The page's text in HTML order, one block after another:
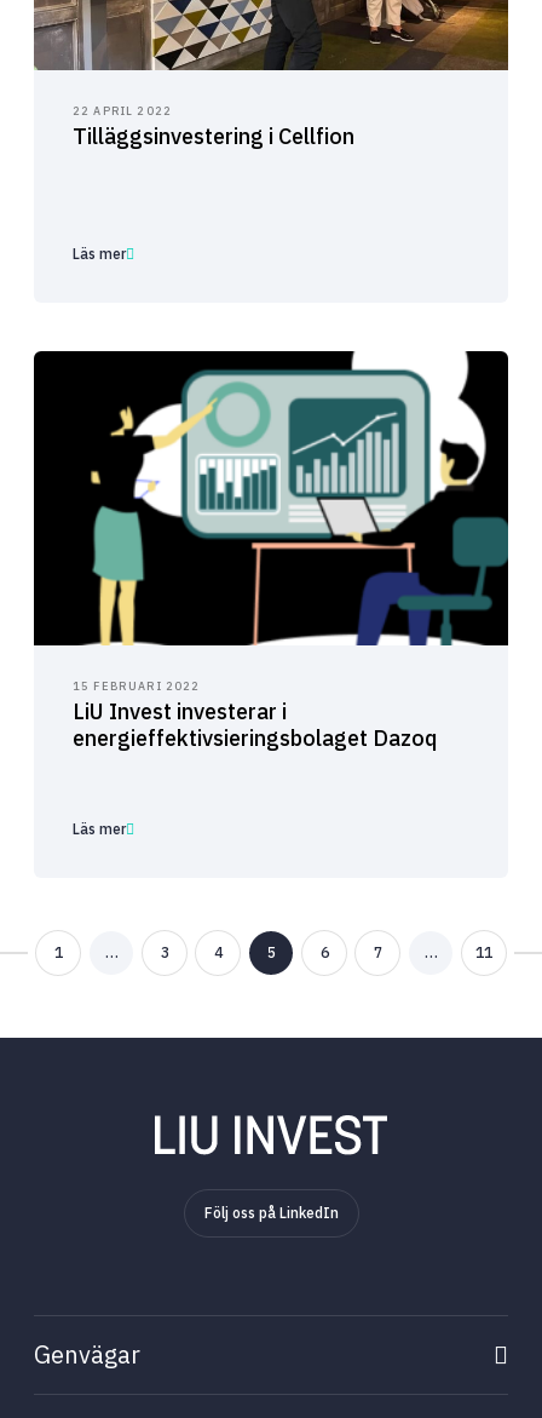
22 APRIL 2022
Tilläggsinvestering i Cellfion
Läs mer
15 FEBRUARI 2022
LiU Invest investerar i
energieffektivsieringsbolaget Dazoq
Läs mer
1 … 3 4 5 6 7 … 11
Genvägar